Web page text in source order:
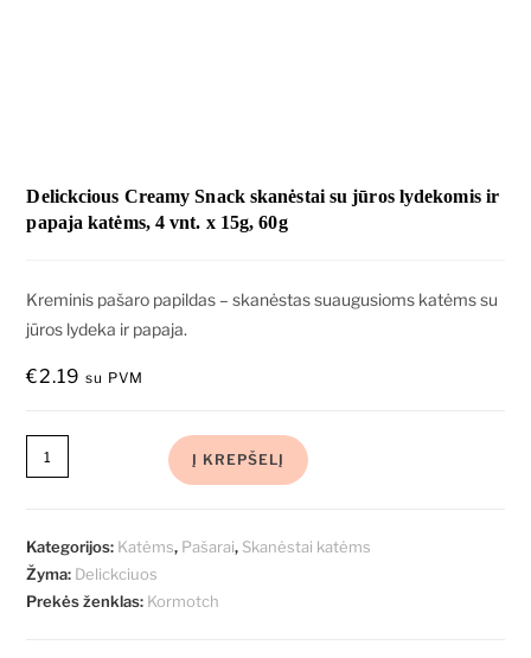
Delickcious Creamy Snack skanėstai su jūros lydekomis ir
papaja katėms, 4 vnt. x 15g, 60g
Kreminis pašaro papildas – skanėstas suaugusioms katėms su
jūros lydeka ir papaja.
€2.19 su PVM
Į KREPŠELĮ
Kategorijos: Katėms, Pašarai, Skanėstai katėms
Žyma: Delickciuos
Prekės ženklas: Kormotch